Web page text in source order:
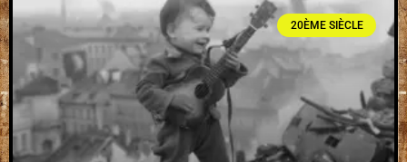
20ÈME SIÈCLE